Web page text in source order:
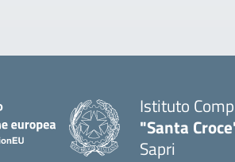
Istituto
"Santa
Sapri